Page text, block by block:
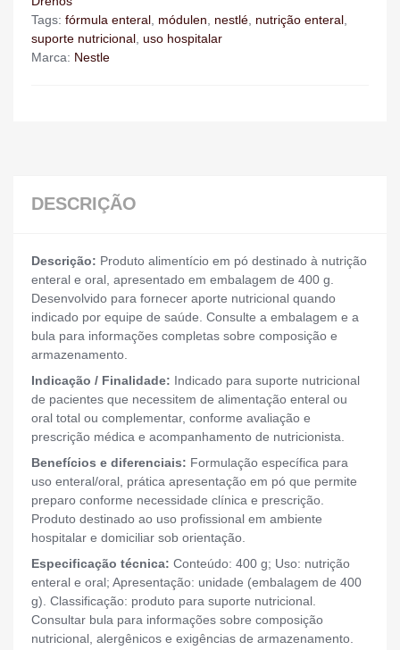
Tags: fórmula enteral, módulen, nestlé, nutrição enteral,
suporte nutricional, uso hospitalar
Marca: Nestle
DESCRIÇÃO
Descrição: Produto alimentício em pó destinado à nutrição
enteral e oral, apresentado em embalagem de 400 g.
Desenvolvido para fornecer aporte nutricional quando
indicado por equipe de saúde. Consulte a embalagem e a
bula para informações completas sobre composição e
armazenamento.
Indicação / Finalidade: Indicado para suporte nutricional
de pacientes que necessitem de alimentação enteral ou
oral total ou complementar, conforme avaliação e
prescrição médica e acompanhamento de nutricionista.
Benefícios e diferenciais: Formulação específica para
uso enteral/oral, prática apresentação em pó que permite
preparo conforme necessidade clínica e prescrição.
Produto destinado ao uso profissional em ambiente
hospitalar e domiciliar sob orientação.
Especificação técnica: Conteúdo: 400 g; Uso: nutrição
enteral e oral; Apresentação: unidade (embalagem de 400
g). Classificação: produto para suporte nutricional.
Consultar bula para informações sobre composição
nutricional, alergênicos e exigências de armazenamento.